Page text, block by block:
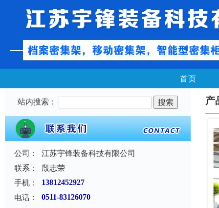
首页
站内搜索：
公司：
江苏宇锋装备科技有限公司
联系：
殷志荣
手机：
13812452927
电话： 0511-83126070
产